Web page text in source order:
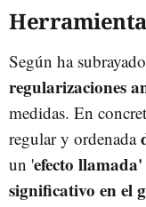
Según ha
regularizaciones
medidas. En
regular y ordenada
un 'efecto llamada'
significativo en el